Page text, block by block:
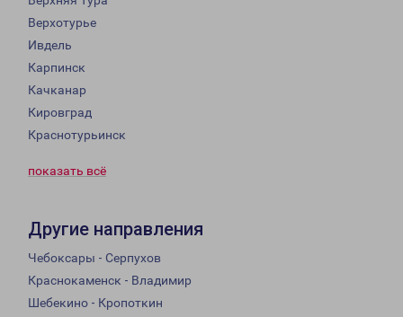
Верхотурье
Ивдель
Карпинск
Качканар
Кировград
Краснотурьинск
показать всё
Другие направления
Чебоксары - Серпухов
Краснокаменск - Владимир
Шебекино - Кропоткин